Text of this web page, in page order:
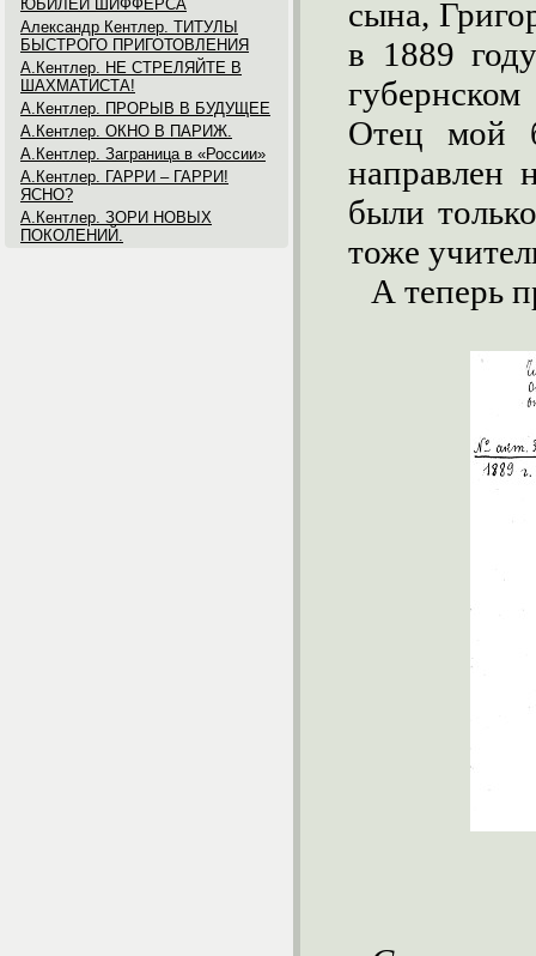
ЮБИЛЕЙ ШИФФЕРСА
Александр Кентлер. ТИТУЛЫ
БЫСТРОГО ПРИГОТОВЛЕНИЯ
А.Кентлер. НЕ СТРЕЛЯЙТЕ В
ШАХМАТИСТА!
А.Кентлер. ПРОРЫВ В БУДУЩЕЕ
А.Кентлер. ОКНО В ПАРИЖ.
А.Кентлер. Заграница в «России»
А.Кентлер. ГАРРИ – ГАРРИ!
ЯСНО?
А.Кентлер. ЗОРИ НОВЫХ
ПОКОЛЕНИЙ.
сына,
в 1889
Отец мой
направлен
были
тоже
А теперь